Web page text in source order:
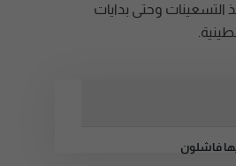
التسعينات وحتى بدايات
فاشلون